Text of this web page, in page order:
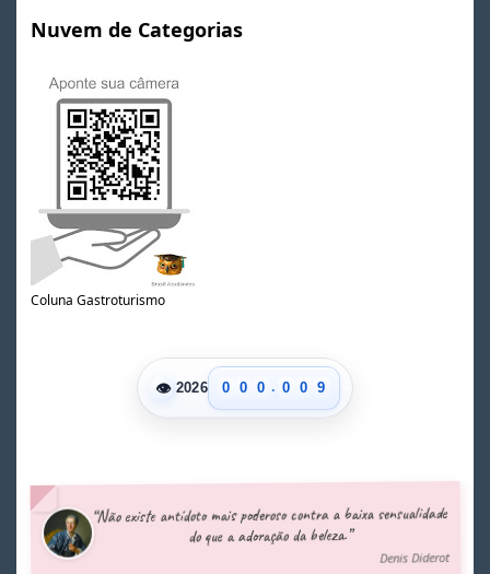
Nuvem de Categorias
Coluna Gastroturismo
👁 2026
0
1
6
7
0
1
6
7
0
1
6
7
. 0
1
6
7
0
1
6
7
8
9
“Não existe antídoto mais poderoso contra a baixa sensualidade
do que a adoração da beleza.”
Denis Diderot